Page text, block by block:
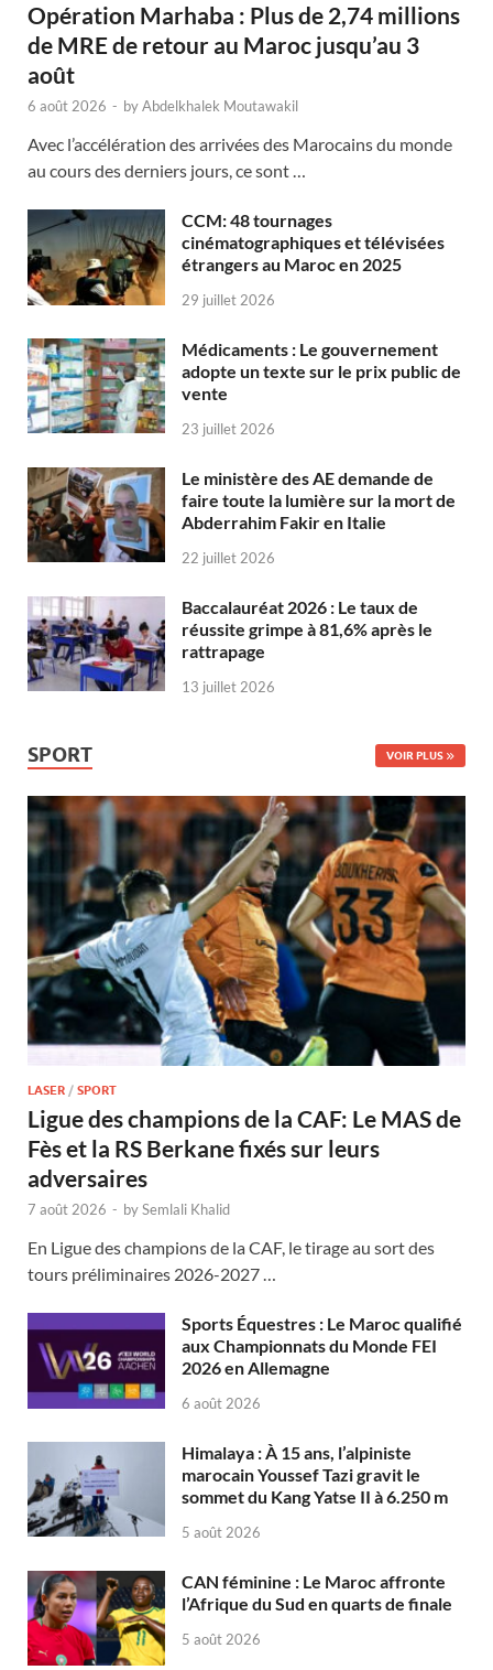
Opération Marhaba : Plus de 2,74 millions
de MRE de retour au Maroc jusqu’au 3
août
6 août 2026 - byAbdelkhalek Moutawakil
Avec l’accélération des arrivées des Marocains du monde
au cours des derniers jours, ce sont …
CCM: 48 tournages
cinématographiques et télévisées
étrangers au Maroc en 2025
29 juillet 2026
Médicaments : Le gouvernement
adopte un texte sur le prix public de
vente
23 juillet 2026
Le ministère des AE demande de
faire toute la lumière sur la mort de
Abderrahim Fakir en Italie
22 juillet 2026
Baccalauréat 2026 : Le taux de
réussite grimpe à 81,6% après le
rattrapage
13 juillet 2026
SPORT VOIR PLUS
LASER / SPORT
Ligue des champions de la CAF: Le MAS de
Fès et la RS Berkane fixés sur leurs
adversaires
7 août 2026 - bySemlali Khalid
En Ligue des champions de la CAF, le tirage au sort des
tours préliminaires 2026-2027 …
Sports Équestres : Le Maroc qualifié
aux Championnats du Monde FEI
2026 en Allemagne
6 août 2026
Himalaya : À 15 ans, l’alpiniste
marocain Youssef Tazi gravit le
sommet du Kang Yatse II à 6.250 m
5 août 2026
CAN féminine : Le Maroc affronte
l’Afrique du Sud en quarts de finale
5 août 2026